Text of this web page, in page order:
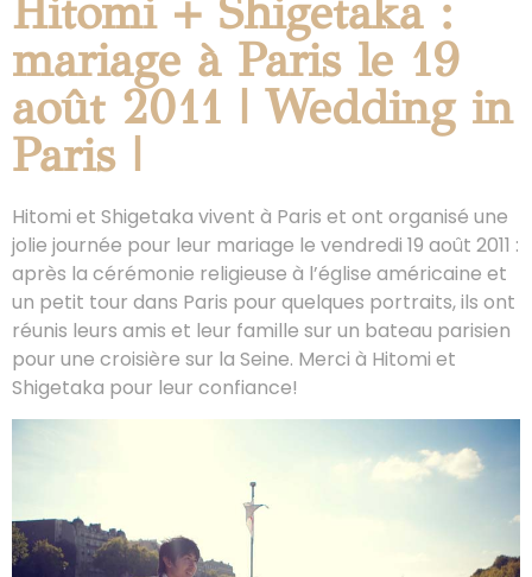
Hitomi + Shigetaka :
mariage à Paris le 19
août 2011 | Wedding in
Paris |
Hitomi et Shigetaka vivent à Paris et ont organisé une
jolie journée pour leur mariage le vendredi 19 août 2011 :
après la cérémonie religieuse à l’église américaine et
un petit tour dans Paris pour quelques portraits, ils ont
réunis leurs amis et leur famille sur un bateau parisien
pour une croisière sur la Seine. Merci à Hitomi et
Shigetaka pour leur confiance!